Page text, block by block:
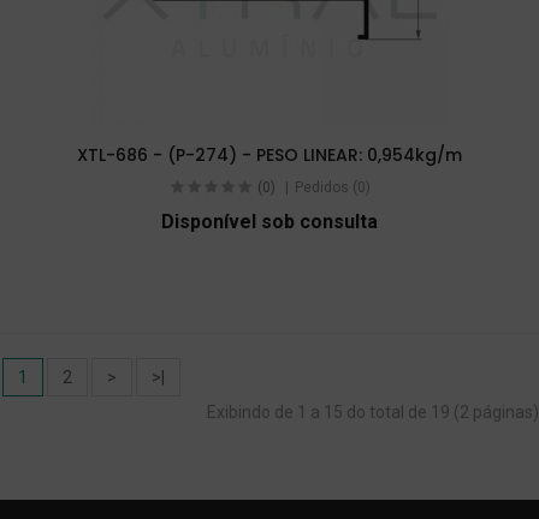
XTL-686 - (P-274) - PESO LINEAR: 0,954kg/m
(0) Pedidos (0)
Disponível sob consulta
1 2 >
>|
Exibindo de 1 a 15 do total de 19 (2 páginas)